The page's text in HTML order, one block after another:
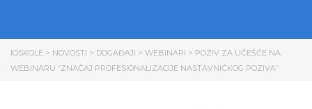
IOSKOLE > NOVOSTI > DOGAĐAJI > WEBINARI > POZIV ZA UČEŠĆE NA
WEBINARU “ZNAČAJ PROFESIONALIZACIJE NASTAVNIČKOG POZIVA”